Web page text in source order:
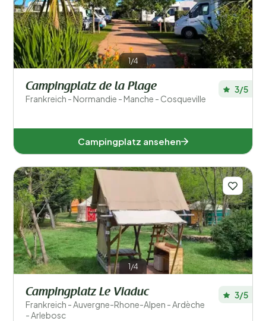
1/4
Campingplatz de la Plage
Frankreich - Normandie - Manche - Cosqueville
3/5
Campingplatz ansehen
1/4
Campingplatz Le Viaduc
Frankreich - Auvergne-Rhone-Alpen - Ardèche
- Arlebosc
3/5